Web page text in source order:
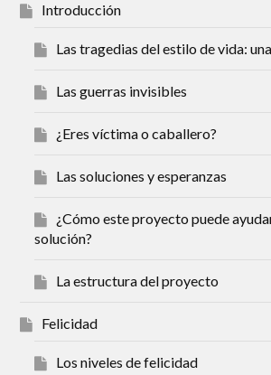
Introducción
Las tragedias del estilo de vida:
Las guerras invisibles
¿Eres víctima o caballero?
Las soluciones y esperanzas
¿Cómo este proyecto puede
solución?
La estructura del proyecto
Felicidad
Los niveles de felicidad